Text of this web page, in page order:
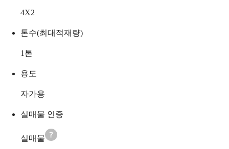
4X2
톤수(최대적재량)
1 톤
용도
자가용
실매물 인증
실매물